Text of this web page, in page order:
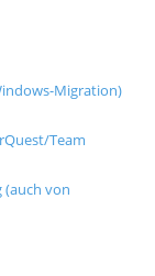
Migration)
Team
(auch von